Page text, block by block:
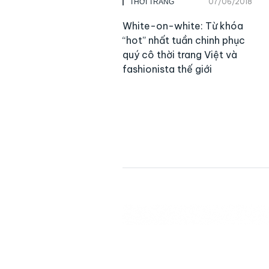
White-on-white: Từ khóa
“hot” nhất tuần chinh phục
quý cô thời trang Việt và
fashionista thế giới